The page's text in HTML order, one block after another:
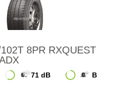
8PR RXQUEST
71 dB
B